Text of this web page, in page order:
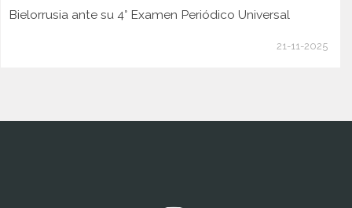
Bielorrusia ante su 4° Examen Periódico Universal
21-11-2025